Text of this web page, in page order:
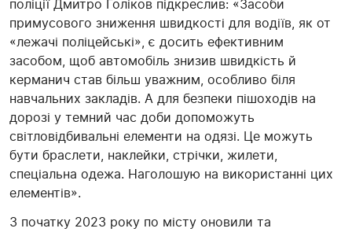
поліції Дмитро Голіков підкреслив: «Засоби
примусового зниження швидкості для водіїв, як от
«лежачі поліцейські», є досить ефективним
засобом, щоб автомобіль знизив швидкість й
керманич став більш уважним, особливо біля
навчальних закладів. А для безпеки пішоходів на
дорозі у темний час доби допоможуть
світловідбивальні елементи на одязі. Це можуть
бути браслети, наклейки, стрічки, жилети,
спеціальна одежа. Наголошую на використанні цих
елементів».
З початку 2023 року по місту оновили та